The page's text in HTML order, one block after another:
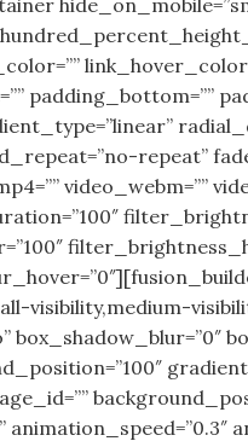
padding_bottom=””
repeat”
video_webm=””
visibility,medium-
box_shadow_blur=”0″